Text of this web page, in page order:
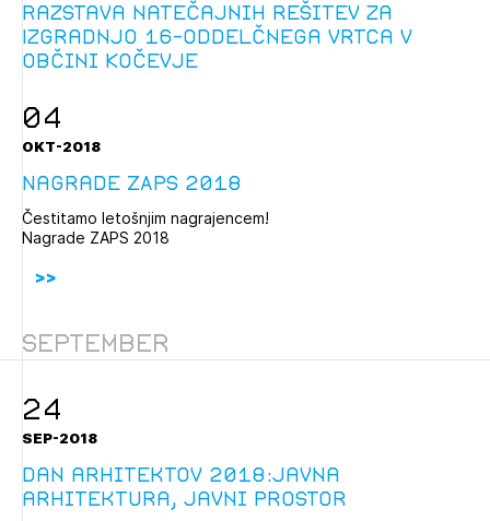
Razstava natečajnih rešitev za
Izgradnjo 16-oddelčnega vrtca v
občini Kočevje
04
OKT-2018
Nagrade ZAPS 2018
Čestitamo letošnjim nagrajencem!
Nagrade ZAPS 2018
September
24
SEP-2018
Dan arhitektov 2018:javna
arhitektura, javni prostor